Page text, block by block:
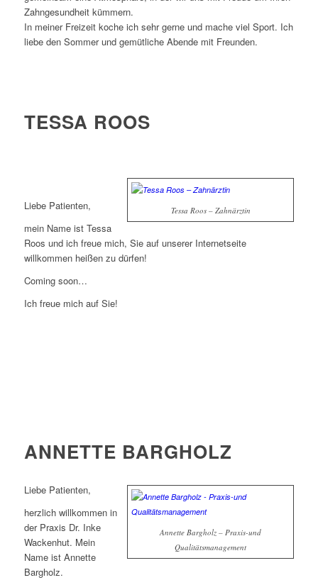
Zahngesundheit kümmern.
In meiner Freizeit koche ich sehr gerne und mache viel Sport. Ich
liebe den Sommer und gemütliche Abende mit Freunden.
TESSA ROOS
Tessa Roos – Zahnärztin
Liebe Patienten,
mein Name ist Tessa
Roos und ich freue mich, Sie auf unserer Internetseite
willkommen heißen zu dürfen!
Coming soon…
Ich freue mich auf Sie!
ANNETTE BARGHOLZ
Annette Bargholz – Praxis-und
Qualitätsmanagement
Liebe Patienten,
herzlich willkommen in
der Praxis Dr. Inke
Wackenhut. Mein
Name ist Annette
Bargholz.